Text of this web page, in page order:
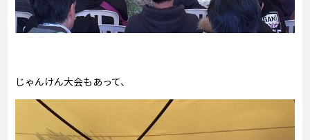
じゃんけん大会もあって、